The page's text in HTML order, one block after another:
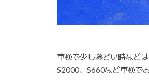
車検で少し際どい時など
S2000、S660など車検で